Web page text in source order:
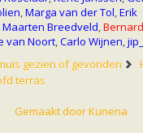
vleermuizen
,Marga van der Tol,Erik
Maarten Breedveld,
van Noort,Carlo Wijnen,
gezien of gevonden
terras
Gemaakt doorKunena